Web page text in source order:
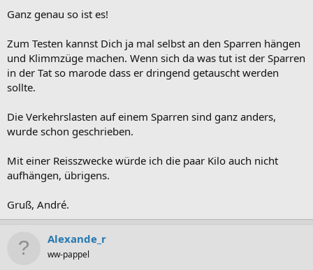
Ganz genau so ist es!
Zum Testen kannst Dich ja mal selbst an den Sparren hängen
und Klimmzüge machen. Wenn sich da was tut ist der Sparren
in der Tat so marode dass er dringend getauscht werden
sollte.
Die Verkehrslasten auf einem Sparren sind ganz anders,
wurde schon geschrieben.
Mit einer Reisszwecke würde ich die paar Kilo auch nicht
aufhängen, übrigens.
Gruß, André.
Alexande_r
ww-pappel